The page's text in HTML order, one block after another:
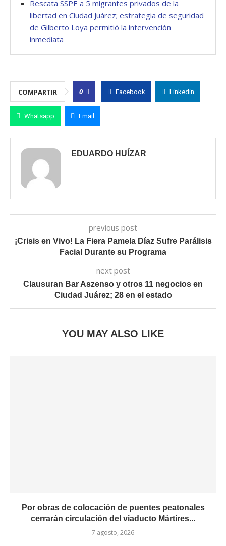
Rescata SSPE a 5 migrantes privados de la
libertad en Ciudad Juárez; estrategia de seguridad
de Gilberto Loya permitió la intervención
inmediata
COMPARTIR 0 Facebook Linkedin
Whatsapp Email
EDUARDO HUÍZAR
previous post
¡Crisis en Vivo! La Fiera Pamela Díaz Sufre Parálisis
Facial Durante su Programa
next post
Clausuran Bar Aszenso y otros 11 negocios en
Ciudad Juárez; 28 en el estado
YOU MAY ALSO LIKE
Por obras de colocación de puentes peatonales
cerrarán circulación del viaducto Mártires...
7 agosto, 2026